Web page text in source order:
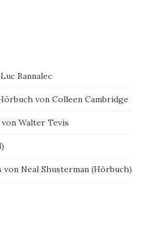
Bannalec
von Colleen Cambridge
Walter Tevis
Neal Shusterman (Hörbuch)